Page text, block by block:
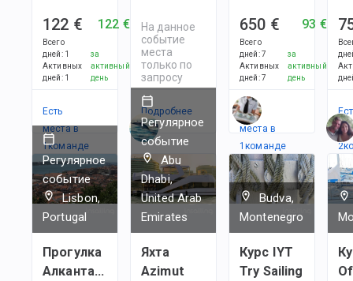
122 €
Всего
дней: 1
Активных
дней: 1
122 €
за
активный
день
Есть
места в
1командe
На данное
событие
места
только по
запросу
Подробнее
650 €
Всего
дней:7
Активных
дней:7
93 €
за
активный
день
Есть
места в
1командe
в
2
Регулярное
событие
Lisbon,
Portugal
Прогулка
Алкантара —
Регулярное
событие
Abu
Dhabi,
United Arab
Emirates
Яхта
Azimut
Budva,
Montenegro
Курс IYT
Try Sailing